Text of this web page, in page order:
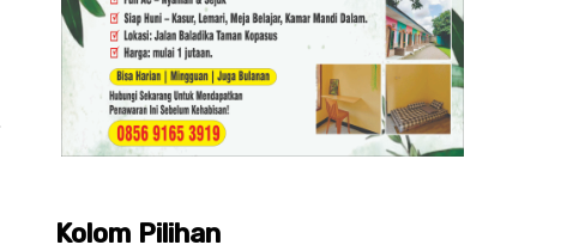
Kolom Pilihan